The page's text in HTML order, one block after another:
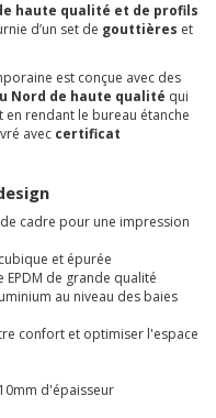
haute qualité et de profils
d’un set de gouttières et
est conçue avec des
Nord de haute qualité qui
rendant le bureau étanche
avec certificat
cadre pour une impression
et épurée
de grande qualité
au niveau des baies
confort et optimiser l'espace
d'épaisseur